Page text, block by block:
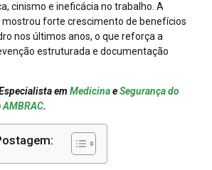
cinismo e ineficácia no trabalho. A
forte crescimento de benefícios
nos últimos anos, o que reforça a
estruturada e documentação
emMedicinaeSegurança do
AMBRAC.